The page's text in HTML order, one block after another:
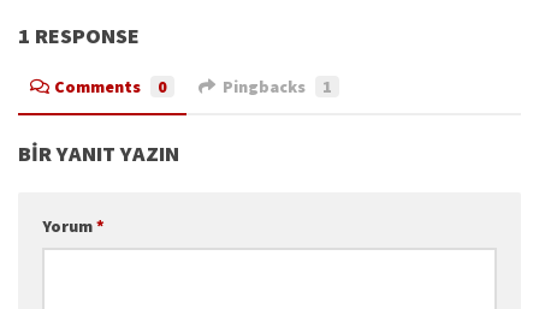
1 RESPONSE
Comments 0 Pingbacks 1
BIR YANIT YAZIN
Yorum*